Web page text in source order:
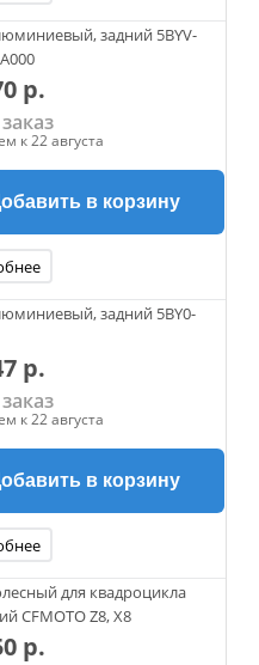
задний 5BYV-
р.
к 22 августа
в корзину
задний 5BY0-
р.
к 22 августа
в корзину
для квадроцикла
CFMOTO Z8, X8
р.